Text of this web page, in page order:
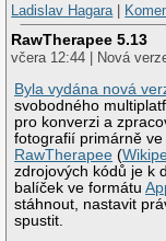
Ladislav Hagara|
RawTherapee 5.13
včera 12:44 | Nová
Byla vydána nová
svobodného
pro konverzi a
fotografií primárně ve
RawTherapee (
zdrojových kódů je k
balíček ve formátu
stáhnout, nastavit
spustit.